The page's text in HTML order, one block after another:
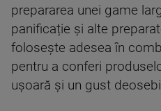
prepararea unei game
panificație și alte
folosește adesea în
pentru a conferi
ușoară și un gust